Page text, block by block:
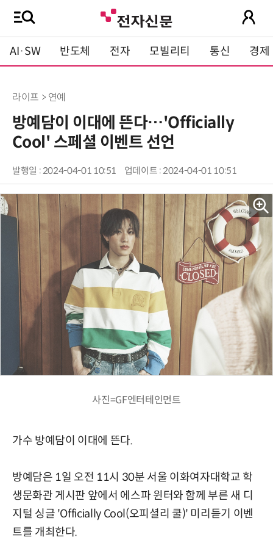
AI·SW 반도체 전자 모빌리티 통신 경제
라이프 > 연예
방예담이 이대에 뜬다…'Officially
Cool' 스페셜 이벤트 선언
발행일 : 2024-04-01 10:51 업데이트 : 2024-04-01 10:51
사진=GF엔터테인먼트
가수 방예담이 이대에 뜬다.
방예담은 1일 오전 11시 30분 서울 이화여자대학교 학
생문화관 게시판 앞에서 에스파 윈터와 함께 부른 새 디
지털 싱글 'Officially Cool(오피셜리 쿨)' 미리듣기 이벤
트를 개최한다.